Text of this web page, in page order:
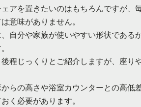
アを置きたいのはもちろんですが、
意味がありません。
自分や家族が使いやすい形状である
程じっくりとご紹介しますが、座り
らの高さや浴室カウンターとの高低
く必要があります。